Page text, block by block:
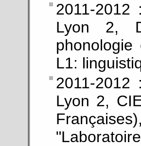
2011-2012
Lyon 2,
phonologie
L1:
2011-2012
Lyon 2,